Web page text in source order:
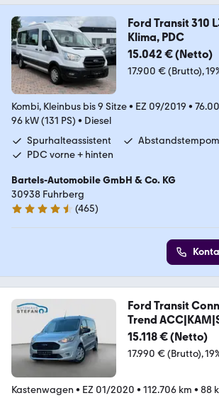
Ford Transit 310
Klima, PDC
15.042 € (Netto)
17.900 € (Brutto)
Kombi, Kleinbus bis 9 Sitze• EZ 09/2019 •
96 kW (131 PS) • Diesel
Spurhalteassistent
PDC vorne + hinten
Bartels-Automobile GmbH & Co. KG
30938 Fuhrberg
4.6 Sterne
(465)
Ford Transit
Trend
15.118 € (Netto)
17.990 € (Brutto)
Kastenwagen • EZ 01/2020 • 112.706 km • 88